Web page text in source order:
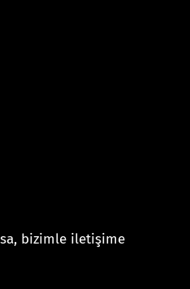
bizimle iletişime